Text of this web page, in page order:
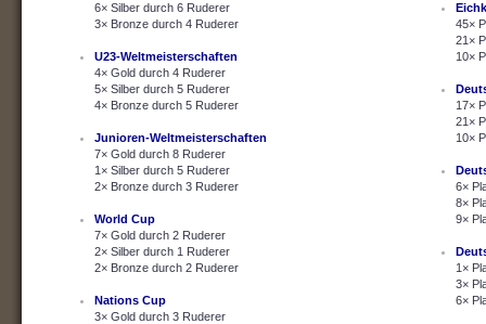
6× Silber durch 6 Ruderer
3× Bronze durch 4 Ruderer
U23-Weltmeisterschaften
4× Gold durch 4 Ruderer
5× Silber durch 5 Ruderer
4× Bronze durch 5 Ruderer
Junioren-Weltmeisterschaften
7× Gold durch 8 Ruderer
1× Silber durch 5 Ruderer
2× Bronze durch 3 Ruderer
World Cup
7× Gold durch 2 Ruderer
2× Silber durch 1 Ruderer
2× Bronze durch 2 Ruderer
Nations Cup
3× Gold durch 3 Ruderer
45×
21×
10×
17×
21×
10×
6×
8×
9×
1×
3×
6×